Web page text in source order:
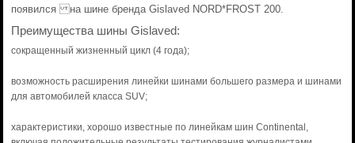
появился на шине бренда Gislaved NORD*FROST 200.
Преимущества шины Gislaved:
сокращенный жизненный цикл (4 года);
возможность расширения линейки шинами большего размера и шинами
для автомобилей класса SUV;
характеристики, хорошо известные по линейкам шин Continental,